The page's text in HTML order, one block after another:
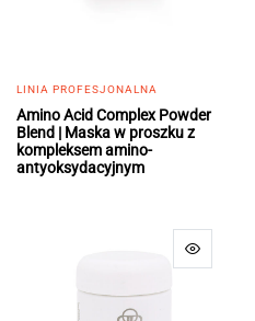
LINIA PROFESJONALNA
Amino Acid Complex Powder
Blend | Maska w proszku z
kompleksem amino-
antyoksydacyjnym